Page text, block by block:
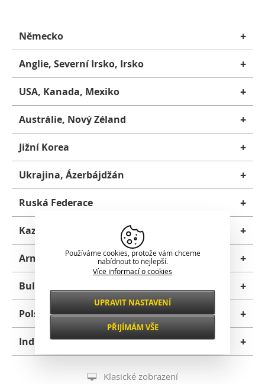
Německo +
Anglie, Severní Irsko, Irsko +
USA, Kanada, Mexiko +
Austrálie, Nový Zéland +
Jižní Korea +
Ukrajina, Ázerbájdžán +
Ruská Federace +
Kazachstán, Mongolsko +
Arménie +
Bulharsko +
Polsko +
Indie +
Klasické zobrazení
Používáme cookies, protože vám chceme
nabídnout to nejlepší.
Více informací o cookies
Nezbytné
VŽDY AKTIVNÍ
základní statistiky o návštěvnících.
Funkční a
UPRAVIT NASTAVENÍ
PŘIJÍMÁM VŠE